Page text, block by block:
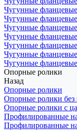
Чугунные
Чугунные
Чугунные
Чугунные
Чугунные
Чугунные
Чугунные
Опорные ролики
Назад
Опорные ролики
Опорные ролики
Опорные ролики с
Профилированные
Профилированные